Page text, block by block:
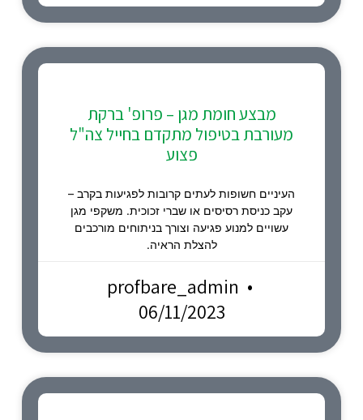
מבצע חומת מגן – פרופ' ברקת
מעורבת בטיפול מתקדם בחייל צה"ל
פצוע
העיניים חשופות לעתים קרובות לפגיעות בקרב –
עקב כניסת רסיסים או שברי זכוכית. משקפי מגן
עשויים למנוע פגיעה וצורך בניתוחים מורכבים
להצלת הראיה.
profbare_admin
06/11/2023